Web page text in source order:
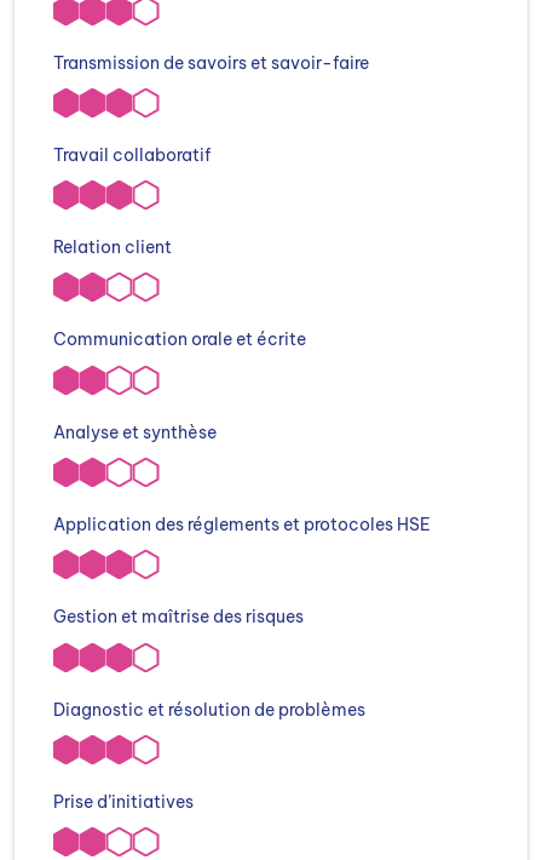
Transmission de savoirs et savoir-faire
Travail collaboratif
Relation client
Communication orale et écrite
Analyse et synthèse
Application des réglements et protocoles HSE
Gestion et maîtrise des risques
Diagnostic et résolution de problèmes
Prise d’initiatives